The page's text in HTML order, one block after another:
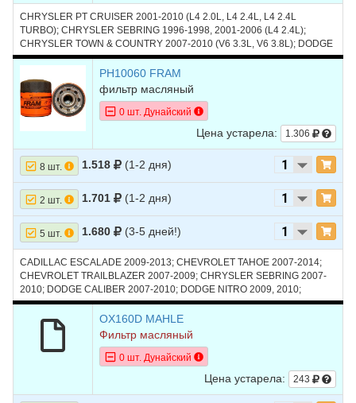
CHRYSLER PT CRUISER 2001-2010 (L4 2.0L, L4 2.4L, L4 2.4L
TURBO); CHRYSLER SEBRING 1996-1998, 2001-2006 (L4 2.4L);
CHRYSLER TOWN & COUNTRY 2007-2010 (V6 3.3L, V6 3.8L); DODGE
CARAVAN 1996-2006 (L4 2.4L); DODGE NEON 1995-2005 (L4 2.0L);
DODGE STRATUS 1995-2006 (L4 2.4L, L4 2.4L TURBO); FORD
ESCAPE 2005-2016 (L4 2.3L, L4 2.3L HYBRID, L4 2.5L, L4 2.5L
HYBRID); FORD FOCUS 2004-2007 (L4 2.0L, L4 2.3L); JEEP LIBERTY
2002-2005 (L4 2.4L); JEEP WRANGLER 2003-2011 (L4 2.4L, V6 3.8L);
SATURN SC 1991-2002 (L4 1.9L); SATURN SL 1991-2002 (L4 1.9L);
PH10060 FRAM
фильтр масляный
0 шт. Дунайский
Цена устарела: 1.306
8 шт. 1.518 (1-2 дня)
2 шт. 1.701 (1-2 дня)
5 шт. 1.680 (3-5 дней!)
CADILLAC ESCALADE 2009-2013; CHEVROLET TAHOE 2007-2014;
CHEVROLET TRAILBLAZER 2007-2009; CHRYSLER SEBRING 2007-
2010; DODGE CALIBER 2007-2010; DODGE NITRO 2009, 2010;
HUMMER H2 2007-2009; HUMMER H3 2008-2010; JEEP COMPASS
2007-2016; RAM 1500 2011-2024; SATURN VUE 2008, 2009
OX160D MAHLE
Фильтр масляный
0 шт. Дунайский
Цена устарела: 243